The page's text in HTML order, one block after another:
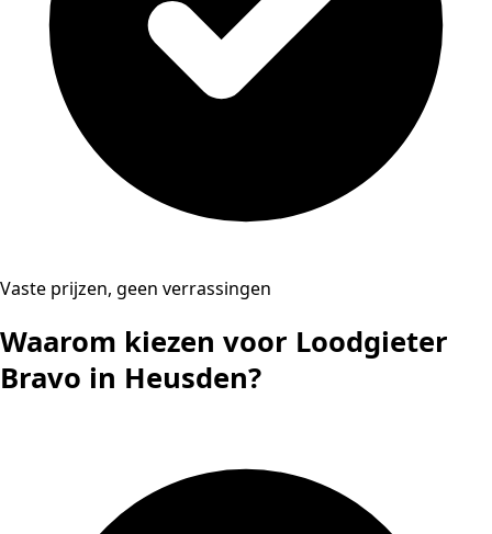
Vaste prijzen, geen verrassingen
Waarom kiezen voor Loodgieter
Bravo in Heusden?